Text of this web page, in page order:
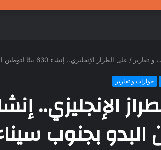
و تقارير / على الطراز الإنجليزي.. إنشاء 630 بيتًا لتوطين البدو بجنوب سيناء
حوارات و تقارير
البدو بجنوب